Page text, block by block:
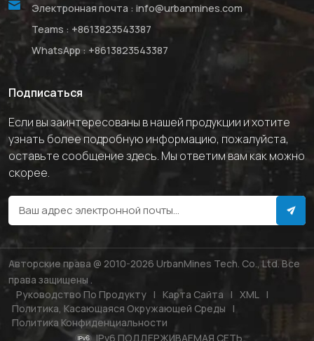
Электронная почта : info@urbanmines.com
Teams : +8613823543387
WhatsApp : +8613823543387
Подписаться
Если вы заинтересованы в нашей продукции и хотите
узнать более подробную информацию, пожалуйста,
оставьте сообщение здесь. Мы ответим вам как можно
скорее.
Авторские права @ 2010-2026 UrbanMines Tech. Co., Ltd. Все
права защищены .
Руководство По Продукту | Карта Сайта | XML
|
Политика, Касающаяся Окружающей Среды
|
Политика Конфиденциальности
IPv6 ПОДДЕРЖИВАЕМАЯ СЕТЬ